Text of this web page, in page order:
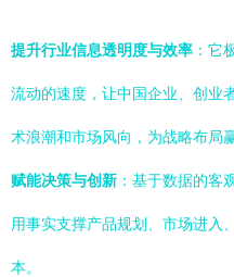
提升行业信息透明度与效率 ：它
流动的速度，让中国企业、创业
术浪潮和市场风向，为战略布局
赋能决策与创新 ：基于数据的客
用事实支撑产品规划、市场进入
本。